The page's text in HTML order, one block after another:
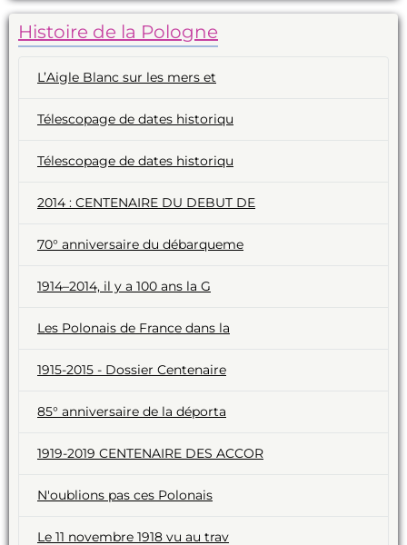
Histoire de la Pologne
L’Aigle Blanc sur les mers et
Télescopage de dates historiqu
Télescopage de dates historiqu
2014 : CENTENAIRE DU DEBUT DE
70° anniversaire du débarqueme
1914–2014, il y a 100 ans la G
Les Polonais de France dans la
1915-2015 - Dossier Centenaire
85° anniversaire de la déporta
1919-2019 CENTENAIRE DES ACCOR
N'oublions pas ces Polonais
Le 11 novembre 1918 vu au trav